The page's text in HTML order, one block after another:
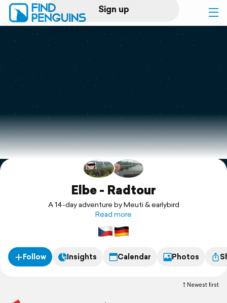
Sign up
Log in
Print a book
Flyover video
Explore
Elbe - Radtour
A 14-day adventure by Meuti & earlybird
Read more
Follow Insights Calendar Photos
Newest first